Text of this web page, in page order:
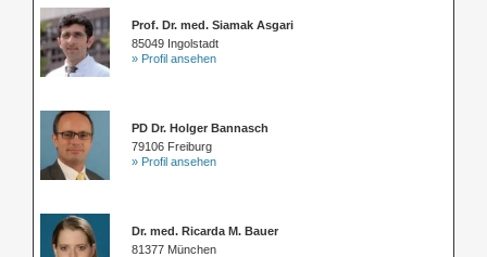
Prof. Dr. med. Siamak Asgari
85049 Ingolstadt
» Profil ansehen
PD Dr. Holger Bannasch
79106 Freiburg
» Profil ansehen
Dr. med. Ricarda M. Bauer
81377 München